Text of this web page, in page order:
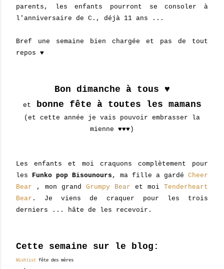
parents, les enfants pourront se consoler à
l'anniversaire de C., déjà 11 ans ...
Bref une semaine bien chargée et pas de tout
repos ♥
Bon dimanche à tous ♥
et bonne fête à toutes les mamans
(et cette année je vais pouvoir embrasser la
mienne ♥♥♥)
Les enfants et moi craquons complètement pour
les Funko pop Bisounours , ma fille a gardé Cheer
Bear , mon grand Grumpy Bear et moi Tenderheart
Bear . Je viens de craquer pour les trois
derniers ... hâte de les recevoir.
Cette semaine sur le blog:
Wishlist fête des mères